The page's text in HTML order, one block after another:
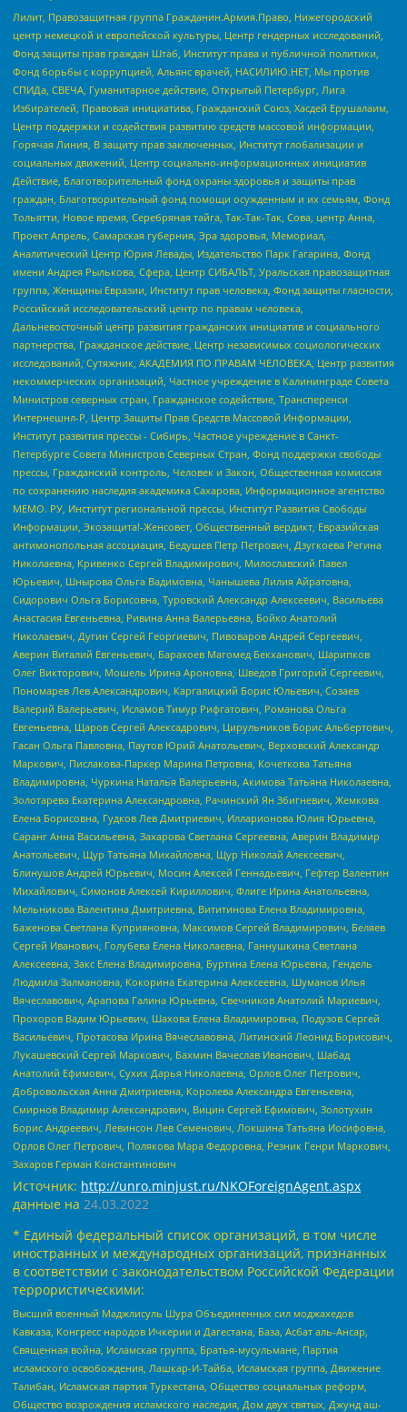
Лилит, Правозащитная группа Гражданин.Армия.Право, Нижегородский
центр немецкой и европейской культуры, Центр гендерных исследований,
Фонд защиты прав граждан Штаб, Институт права и публичной политики,
Фонд борьбы с коррупцией, Альянс врачей, НАСИЛИЮ.НЕТ, Мы против
СПИДа, СВЕЧА, Гуманитарное действие, Открытый Петербург, Лига
Избирателей, Правовая инициатива, Гражданский Союз, Хасдей Ерушалаим,
Центр поддержки и содействия развитию средств массовой информации,
Горячая Линия, В защиту прав заключенных, Институт глобализации и
социальных движений, Центр социально-информационных инициатив
Действие, Благотворительный фонд охраны здоровья и защиты прав
граждан, Благотворительный фонд помощи осужденным и их семьям, Фонд
Тольятти, Новое время, Серебряная тайга, Так-Так-Так, Сова, центр Анна,
Проект Апрель, Самарская губерния, Эра здоровья, Мемориал,
Аналитический Центр Юрия Левады, Издательство Парк Гагарина, Фонд
имени Андрея Рылькова, Сфера, Центр СИБАЛЬТ, Уральская правозащитная
группа, Женщины Евразии, Институт прав человека, Фонд защиты гласности,
Российский исследовательский центр по правам человека,
Дальневосточный центр развития гражданских инициатив и социального
партнерства, Гражданское действие, Центр независимых социологических
исследований, Сутяжник, АКАДЕМИЯ ПО ПРАВАМ ЧЕЛОВЕКА, Центр развития
некоммерческих организаций, Частное учреждение в Калининграде Совета
Министров северных стран, Гражданское содействие, Трансперенси
Интернешнл-Р, Центр Защиты Прав Средств Массовой Информации,
Институт развития прессы - Сибирь, Частное учреждение в Санкт-
Петербурге Совета Министров Северных Стран, Фонд поддержки свободы
прессы, Гражданский контроль, Человек и Закон, Общественная комиссия
по сохранению наследия академика Сахарова, Информационное агентство
МЕМО. РУ, Институт региональной прессы, Институт Развития Свободы
Информации, Экозащита!-Женсовет, Общественный вердикт, Евразийская
антимонопольная ассоциация, Бедушев Петр Петрович, Дзугкоева Регина
Николаевна, Кривенко Сергей Владимирович, Милославский Павел
Юрьевич, Шнырова Ольга Вадимовна, Чанышева Лилия Айратовна,
Сидорович Ольга Борисовна, Туровский Александр Алексеевич, Васильева
Анастасия Евгеньевна, Ривина Анна Валерьевна, Бойко Анатолий
Николаевич, Дугин Сергей Георгиевич, Пивоваров Андрей Сергеевич,
Аверин Виталий Евгеньевич, Барахоев Магомед Бекханович, Шарипков
Олег Викторович, Мошель Ирина Ароновна, Шведов Григорий Сергеевич,
Пономарев Лев Александрович, Каргалицкий Борис Юльевич, Созаев
Валерий Валерьевич, Исламов Тимур Рифгатович, Романова Ольга
Евгеньевна, Щаров Сергей Алексадрович, Цирульников Борис Альбертович,
Гасан Ольга Павловна, Паутов Юрий Анатольевич, Верховский Александр
Маркович, Пислакова-Паркер Марина Петровна, Кочеткова Татьяна
Владимировна, Чуркина Наталья Валерьевна, Акимова Татьяна Николаевна,
Золотарева Екатерина Александровна, Рачинский Ян Збигневич, Жемкова
Елена Борисовна, Гудков Лев Дмитриевич, Илларионова Юлия Юрьевна,
Саранг Анна Васильевна, Захарова Светлана Сергеевна, Аверин Владимир
Анатольевич, Щур Татьяна Михайловна, Щур Николай Алексеевич,
Блинушов Андрей Юрьевич, Мосин Алексей Геннадьевич, Гефтер Валентин
Михайлович, Симонов Алексей Кириллович, Флиге Ирина Анатольевна,
Мельникова Валентина Дмитриевна, Вититинова Елена Владимировна,
Баженова Светлана Куприяновна, Максимов Сергей Владимирович, Беляев
Сергей Иванович, Голубева Елена Николаевна, Ганнушкина Светлана
Алексеевна, Закс Елена Владимировна, Буртина Елена Юрьевна, Гендель
Людмила Залмановна, Кокорина Екатерина Алексеевна, Шуманов Илья
Вячеславович, Арапова Галина Юрьевна, Свечников Анатолий Мариевич,
Прохоров Вадим Юрьевич, Шахова Елена Владимировна, Подузов Сергей
Васильевич, Протасова Ирина Вячеславовна, Литинский Леонид Борисович,
Лукашевский Сергей Маркович, Бахмин Вячеслав Иванович, Шабад
Анатолий Ефимович, Сухих Дарья Николаевна, Орлов Олег Петрович,
Добровольская Анна Дмитриевна, Королева Александра Евгеньевна,
Смирнов Владимир Александрович, Вицин Сергей Ефимович, Золотухин
Борис Андреевич, Левинсон Лев Семенович, Локшина Татьяна Иосифовна,
Орлов Олег Петрович, Полякова Мара Федоровна, Резник Генри Маркович,
Захаров Герман Константинович
Источник: http://unro.minjust.ru/NKOForeignAgent.aspx
данные на 24.03.2022
* Единый федеральный список организаций, в том числе
иностранных и международных организаций, признанных
в соответствии с законодательством Российской Федерации
террористическими:
Высший военный Маджлисуль Шура Объединенных сил моджахедов
Кавказа, Конгресс народов Ичкерии и Дагестана, База, Асбат аль-Ансар,
Священная война, Исламская группа, Братья-мусульмане, Партия
исламского освобождения, Лашкар-И-Тайба, Исламская группа, Движение
Талибан, Исламская партия Туркестана, Общество социальных реформ,
Общество возрождения исламского наследия, Дом двух святых, Джунд аш-